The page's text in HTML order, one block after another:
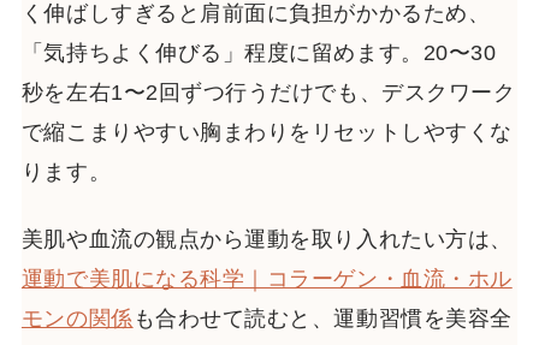
く伸ばしすぎると肩前面に負担がかかるため、
「気持ちよく伸びる」程度に留めます。20〜30
秒を左右1〜2回ずつ行うだけでも、デスクワーク
で縮こまりやすい胸まわりをリセットしやすくな
ります。
美肌や血流の観点から運動を取り入れたい方は、
運動で美肌になる科学｜コラーゲン・血流・ホル
モンの関係 も合わせて読むと、運動習慣を美容全